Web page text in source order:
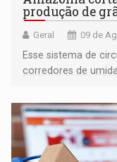
produção de
Geral 09 de
Esse sistema de
corredores de